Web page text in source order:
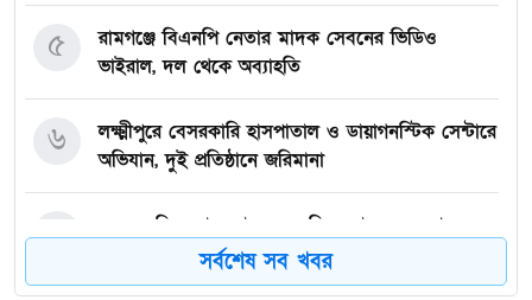
রামগঞ্জে বিএনপি নেতার মাদক সেবনের ভিডিও
ভাইরাল, দল থেকে অব্যাহতি
৫
লক্ষ্মীপুরে বেসরকারি হাসপাতাল ও ডায়াগনস্টিক সেন্টারে
অভিযান, দুই প্রতিষ্ঠানে জরিমানা
৬
একদল নিয়ে যায়, আরেকদল নিয়ে আসে মেঘনার চরে
চোর-ডাকাতের তান্ডব, দিশেহারা গরু-মহিষ মালিকরা!
৭
সর্বশেষ সব খবর